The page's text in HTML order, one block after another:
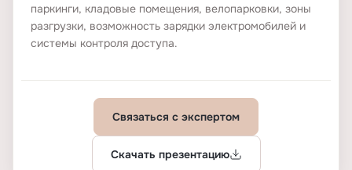
паркинги, кладовые помещения, велопарковки, зоны
разгрузки, возможность зарядки электромобилей и
системы контроля доступа.
Связаться с экспертом
Скачать презентацию